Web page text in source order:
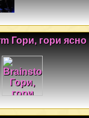
Гори, гори ясно